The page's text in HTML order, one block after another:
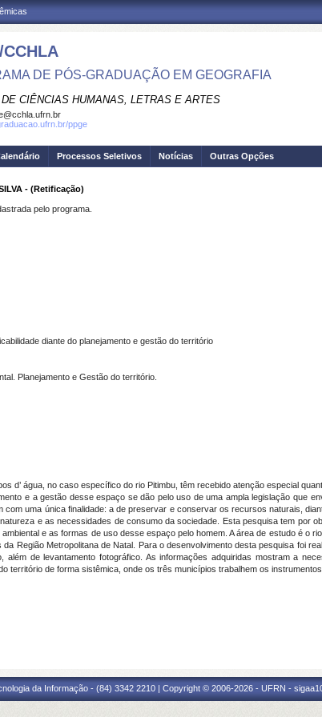
CCHLA
DE PÓS-GRADUAÇÃO EM GEOGRAFIA
CIÊNCIAS HUMANAS, LETRAS E ARTES
ppge
Processos Seletivos Notícias Outras Opções
- (Retificação)
pelo programa.
diante do planejamento e gestão do território
Planejamento e Gestão do território.
d’ água, no caso específico do rio Pitimbu, têm recebido atenção especial
e a gestão desse espaço se dão pelo uso de uma ampla legislação que
uma única finalidade: a de preservar e conservar os recursos naturais,
e as necessidades de consumo da sociedade. Esta pesquisa tem por
e as formas de uso desse espaço pelo homem. A área de estudo é o
Região Metropolitana de Natal. Para o desenvolvimento desta pesquisa foi
de levantamento fotográfico. As informações adquiridas mostram a
território de forma sistêmica, onde os três municípios trabalhem os
da Informação - (84) 3342 2210 | Copyright © 2006-2026 - UFRN -